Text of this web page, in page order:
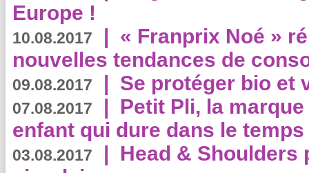
Europe !
10.08.2017 | « Franprix Noé »
nouvelles tendances de
09.08.2017 | Se protéger bio et
07.08.2017 | Petit Pli, la
enfant qui dure dans le temps
03.08.2017 | Head & Shoulders